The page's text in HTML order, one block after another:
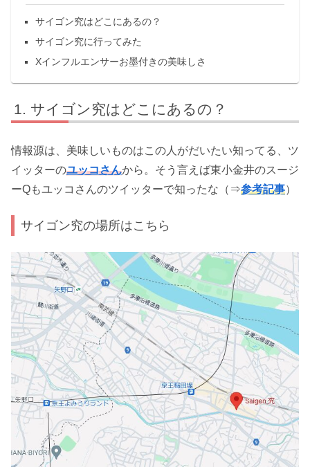
サイゴン究はどこにあるの？
サイゴン究に行ってみた
Xインフルエンサーお墨付きの美味しさ
サイゴン究はどこにあるの？
情報源は、美味しいものはこの人がだいたい知ってる、ツ
イッターのユッコさんから。そう言えば東小金井のスージ
ーQもユッコさんのツイッターで知ったな（⇒参考記事）
サイゴン究の場所はこちら